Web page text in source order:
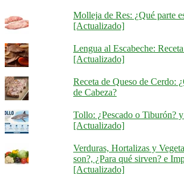
Molleja de Res: ¿Qué parte
[Actualizado]
Lengua al Escabeche:
[Actualizado]
Receta de Queso de Cerdo:
de Cabeza?
Tollo: ¿Pescado o Tiburón?
[Actualizado]
Verduras, Hortalizas y
son?, ¿Para qué sirven? e
[Actualizado]